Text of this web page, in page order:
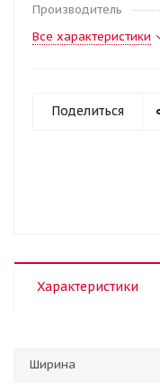
Производитель
Все характеристики
Поделиться
Характеристики
Ширина